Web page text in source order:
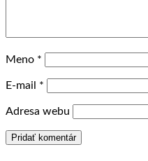
Meno *
E-mail *
Adresa webu